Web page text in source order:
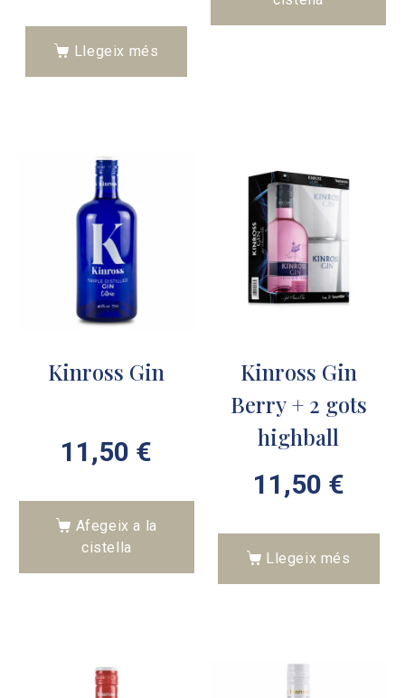
Llegeix més
Kinross Gin
11,50 €
Afegeix a la
cistella
Kinross Gin
Berry + 2 gots
highball
11,50 €
Llegeix més